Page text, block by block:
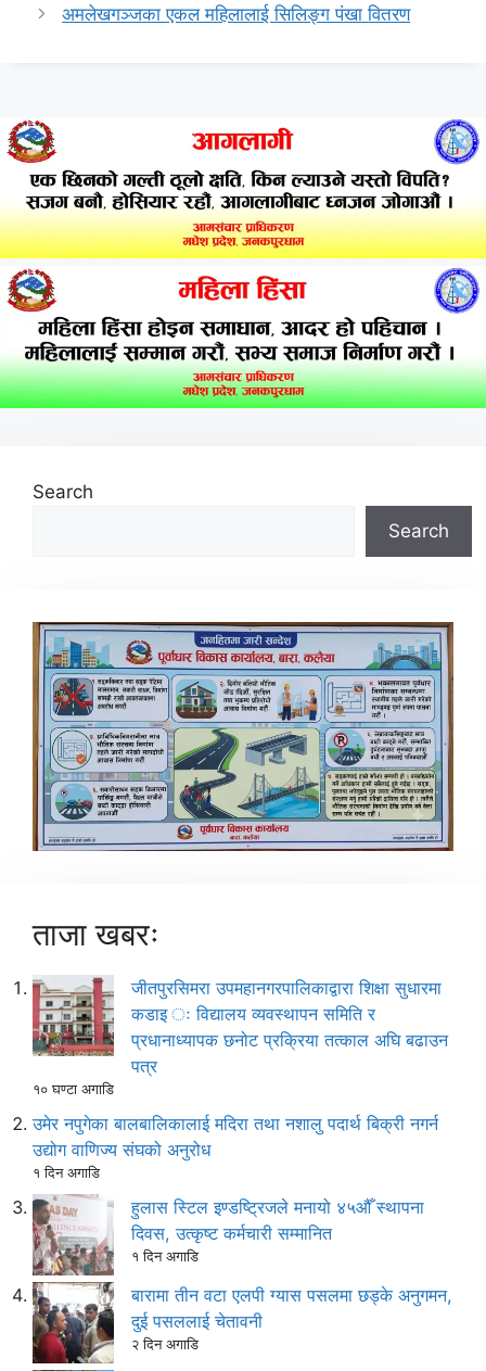
अमलेखगञ्जका एकल महिलालाई सिलिङ्ग पंखा वितरण
Search
Search
ताजा खबरः
जीतपुरसिमरा उपमहानगरपालिकाद्वारा शिक्षा सुधारमा
कडाइ ः विद्यालय व्यवस्थापन समिति र
प्रधानाध्यापक छनोट प्रक्रिया तत्काल अघि बढाउन
पत्र
१० घण्टा अगाडि
उमेर नपुगेका बालबालिकालाई मदिरा तथा नशालु पदार्थ बिक्री नगर्न
उद्योग वाणिज्य संघको अनुरोध
१ दिन अगाडि
हुलास स्टिल इण्डष्ट्रिजले मनायो ४५औँ स्थापना
दिवस, उत्कृष्ट कर्मचारी सम्मानित
१ दिन अगाडि
बारामा तीन वटा एलपी ग्यास पसलमा छड्के अनुगमन,
दुई पसललाई चेतावनी
२ दिन अगाडि